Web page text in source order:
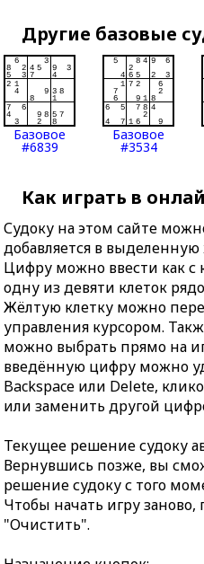
Другие базовые
Базовое
#6839
Базовое
#3534
Как играть в
Судоку на этом сайте
добавляется в
Цифру можно ввести как с
одну из девяти клеток
Жёлтую клетку можно
управления курсором.
можно выбрать прямо на
введённую цифру можно
Backspace или Delete,
или заменить другой
Текущее решение судоку
Вернувшись позже, вы
решение судоку с того
Чтобы начать игру
"Очистить".